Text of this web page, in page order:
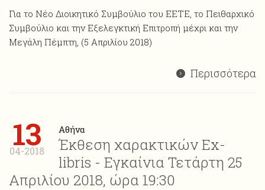
Για το Νέο Διοικητικό Συμβούλιο του ΕΕΤΕ, το Πειθαρχικό
Συμβούλιο και την Εξελεγκτική Επιτροπή μέχρι και την
Μεγάλη Πέμπτη, (5 Απριλίου 2018)
Περισσότερα
13
04-2018
Αθήνα
Έκθεση χαρακτικών Ex-
libris - Εγκαίνια Τετάρτη 25
Απριλίου 2018, ώρα 19:30